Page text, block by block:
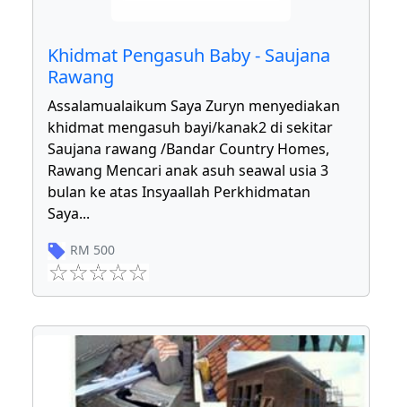
Khidmat Pengasuh Baby - Saujana
Rawang
Assalamualaikum Saya Zuryn menyediakan
khidmat mengasuh bayi/kanak2 di sekitar
Saujana rawang /Bandar Country Homes,
Rawang Mencari anak asuh seawal usia 3
bulan ke atas Insyaallah Perkhidmatan
Saya...
RM 500